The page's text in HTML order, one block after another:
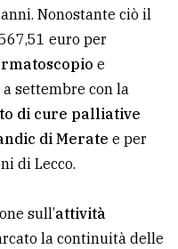
Nonostante ciò il
euro per
e
settembre con la
di cure palliative
di Merate e per
di Lecco.
sull’attività
la continuità delle